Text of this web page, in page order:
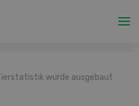
wurde ausgebaut